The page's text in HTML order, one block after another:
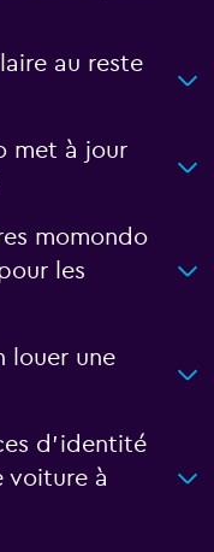
au reste
met à jour
momondo
les
louer une
d'identité
voiture à